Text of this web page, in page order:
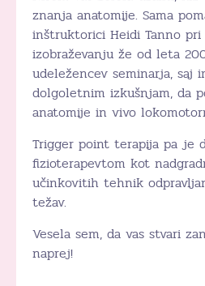
znanja anatomije. Sama
inštruktorici Heidi Tanno
izobraževanju že od leta
udeležencev seminarja, saj
dolgoletnim izkušnjam, da
anatomije in vivo
Trigger point terapija pa je
fizioterapevtom kot
učinkovitih tehnik
težav.
Vesela sem, da vas stvari
naprej!